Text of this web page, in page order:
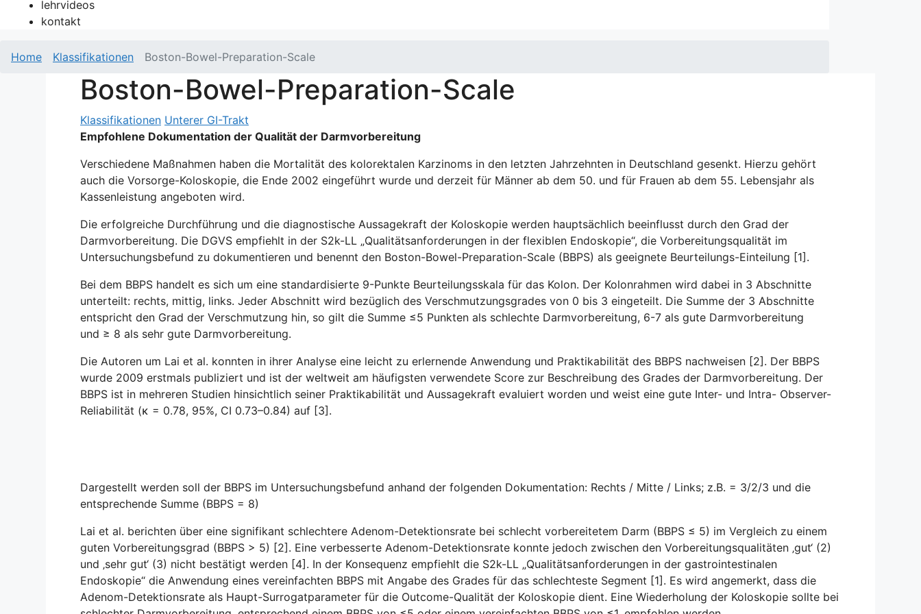
lehrvideos
kontakt
Home Klassifikationen Boston-Bowel-Preparation-Scale
Boston-Bowel-Preparation-Scale
Klassifikationen Unterer GI-Trakt
Empfohlene Dokumentation der Qualität der Darmvorbereitung
Verschiedene Maßnahmen haben die Mortalität des kolorektalen Karzinoms in den letzten Jahrzehnten in Deutschland gesenkt. Hierzu gehört
auch die Vorsorge-Koloskopie, die Ende 2002 eingeführt wurde und derzeit für Männer ab dem 50. und für Frauen ab dem 55. Lebensjahr als
Kassenleistung angeboten wird.
Die erfolgreiche Durchführung und die diagnostische Aussagekraft der Koloskopie werden hauptsächlich beeinflusst durch den Grad der
Darmvorbereitung. Die DGVS empfiehlt in der S2k-LL „Qualitätsanforderungen in der flexiblen Endoskopie“, die Vorbereitungsqualität im
Untersuchungsbefund zu dokumentieren und benennt den Boston-Bowel-Preparation-Scale (BBPS) als geeignete Beurteilungs-Einteilung [1].
Bei dem BBPS handelt es sich um eine standardisierte 9-Punkte Beurteilungsskala für das Kolon. Der Kolonrahmen wird dabei in 3 Abschnitte
unterteilt: rechts, mittig, links. Jeder Abschnitt wird bezüglich des Verschmutzungsgrades von 0 bis 3 eingeteilt. Die Summe der 3 Abschnitte
entspricht den Grad der Verschmutzung hin, so gilt die Summe ≤5 Punkten als schlechte Darmvorbereitung, 6-7 als gute Darmvorbereitung
und ≥ 8 als sehr gute Darmvorbereitung.
Die Autoren um Lai et al. konnten in ihrer Analyse eine leicht zu erlernende Anwendung und Praktikabilität des BBPS nachweisen [2]. Der BBPS
wurde 2009 erstmals publiziert und ist der weltweit am häufigsten verwendete Score zur Beschreibung des Grades der Darmvorbereitung. Der
BBPS ist in mehreren Studien hinsichtlich seiner Praktikabilität und Aussagekraft evaluiert worden und weist eine gute Inter- und Intra- Observer-
Reliabilität (κ = 0.78, 95%, CI 0.73–0.84) auf [3].
Dargestellt werden soll der BBPS im Untersuchungsbefund anhand der folgenden Dokumentation: Rechts / Mitte / Links; z.B. = 3/2/3 und die
entsprechende Summe (BBPS = 8)
Lai et al. berichten über eine signifikant schlechtere Adenom-Detektionsrate bei schlecht vorbereitetem Darm (BBPS ≤ 5) im Vergleich zu einem
guten Vorbereitungsgrad (BBPS > 5) [2]. Eine verbesserte Adenom-Detektionsrate konnte jedoch zwischen den Vorbereitungsqualitäten ‚gut‘ (2)
und ‚sehr gut‘ (3) nicht bestätigt werden [4]. In der Konsequenz empfiehlt die S2k-LL „Qualitätsanforderungen in der gastrointestinalen
Endoskopie“ die Anwendung eines vereinfachten BBPS mit Angabe des Grades für das schlechteste Segment [1]. Es wird angemerkt, dass die
Adenom-Detektionsrate als Haupt-Surrogatparameter für die Outcome-Qualität der Koloskopie dient. Eine Wiederholung der Koloskopie sollte bei